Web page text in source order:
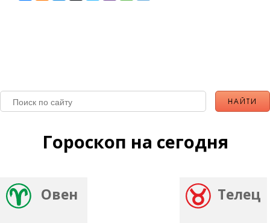
Гороскоп на сегодня
Овен Телец